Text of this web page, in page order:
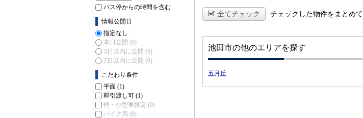
バス停からの時間を含む
情報公開日
指定なし
本日公開 (0)
3日以内に公開 (0)
7日以内に公開 (0)
こだわり条件
平面 (1)
即引渡し可 (1)
軽・小型車限定 (0)
バイク用 (0)
全てチェック チェックした物件をまとめて
池田市の他のエリアを探す
五月丘